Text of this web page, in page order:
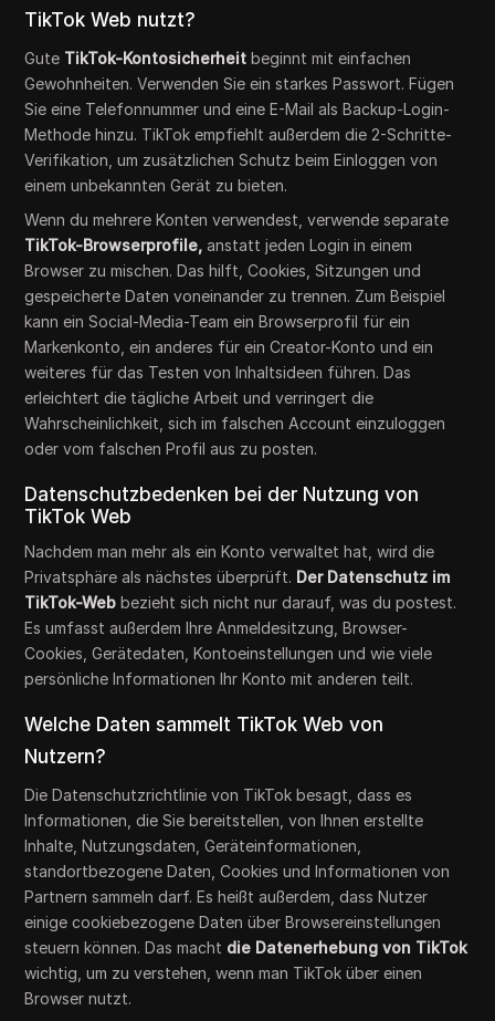
TikTok Web nutzt?
Gute TikTok-Kontosicherheit beginnt mit einfachen
Gewohnheiten. Verwenden Sie ein starkes Passwort. Fügen
Sie eine Telefonnummer und eine E-Mail als Backup-Login-
Methode hinzu. TikTok empfiehlt außerdem die 2-Schritte-
Verifikation, um zusätzlichen Schutz beim Einloggen von
einem unbekannten Gerät zu bieten.
Wenn du mehrere Konten verwendest, verwende separate
TikTok-Browserprofile, anstatt jeden Login in einem
Browser zu mischen. Das hilft, Cookies, Sitzungen und
gespeicherte Daten voneinander zu trennen. Zum Beispiel
kann ein Social-Media-Team ein Browserprofil für ein
Markenkonto, ein anderes für ein Creator-Konto und ein
weiteres für das Testen von Inhaltsideen führen. Das
erleichtert die tägliche Arbeit und verringert die
Wahrscheinlichkeit, sich im falschen Account einzuloggen
oder vom falschen Profil aus zu posten.
Datenschutzbedenken bei der Nutzung von
TikTok Web
Nachdem man mehr als ein Konto verwaltet hat, wird die
Privatsphäre als nächstes überprüft. Der Datenschutz im
TikTok-Web bezieht sich nicht nur darauf, was du postest.
Es umfasst außerdem Ihre Anmeldesitzung, Browser-
Cookies, Gerätedaten, Kontoeinstellungen und wie viele
persönliche Informationen Ihr Konto mit anderen teilt.
Welche Daten sammelt TikTok Web von
Nutzern?
Die Datenschutzrichtlinie von TikTok besagt, dass es
Informationen, die Sie bereitstellen, von Ihnen erstellte
Inhalte, Nutzungsdaten, Geräteinformationen,
standortbezogene Daten, Cookies und Informationen von
Partnern sammeln darf. Es heißt außerdem, dass Nutzer
einige cookiebezogene Daten über Browsereinstellungen
steuern können. Das macht die Datenerhebung von TikTok
wichtig, um zu verstehen, wenn man TikTok über einen
Browser nutzt.